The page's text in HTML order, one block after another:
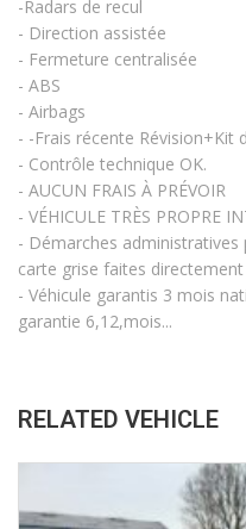
-Radars de recul
- Direction assistée
- Fermeture centralisée
- ABS
- Airbags
- -Frais récente Révision+Kit
- Contrôle technique OK.
- AUCUN FRAIS À PRÉVOIR
- VÉHICULE TRÈS PROPRE
- Démarches administratives
carte grise faites
- Véhicule garantis 3 mois
garantie 6,12,mois...
RELATED VEHICLE